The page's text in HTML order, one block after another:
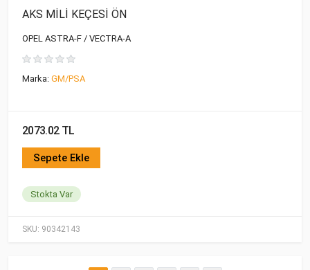
SKU: 90342143
AKS MİLİ KEÇESİ ÖN
OPEL ASTRA-F / VECTRA-A
Marka: GM/PSA
2073.02 TL
Sepete Ekle
Stokta Var